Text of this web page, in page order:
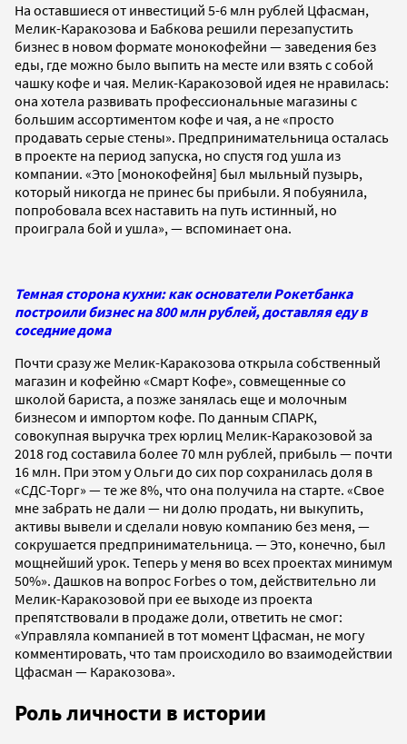
На оставшиеся от инвестиций 5-6 млн рублей Цфасман,
Мелик-Каракозова и Бабкова решили перезапустить
бизнес в новом формате монокофейни —заведения без
еды, где можно было выпить на месте или взять с собой
чашку кофе и чая. Мелик-Каракозовой идея не нравилась:
она хотела развивать профессиональные магазины с
большим ассортиментом кофе и чая, а не «просто
продавать серые стены». Предпринимательница осталась
в проекте на период запуска, но спустя год ушла из
компании. «Это [монокофейня] был мыльный пузырь,
который никогда не принес бы прибыли. Я побуянила,
попробовала всех наставить на путь истинный, но
проиграла бой и ушла»,— вспоминает она.
Темная сторона кухни: как основатели Рокетбанка
построили бизнес на 800 млн рублей, доставляя еду в
соседние дома
Почти сразу же Мелик-Каракозова открыла собственный
магазин и кофейню «Смарт Кофе», совмещенные со
школой бариста, а позже занялась еще и молочным
бизнесом и импортом кофе. По данным СПАРК,
совокупная выручка трех юрлиц Мелик-Каракозовой за
2018 год составила более 70 млн рублей, прибыль— почти
16 млн. При этом у Ольги до сих пор сохранилась доля в
«СДС-Торг» — те же 8%, что она получила на старте. «Свое
мне забрать не дали — ни долю продать, ни выкупить,
активы вывели и сделали новую компанию без меня, —
сокрушается предпринимательница. — Это, конечно, был
мощнейший урок. Теперь у меня во всех проектах минимум
50%». Дашков на вопрос Forbes о том, действительно ли
Мелик-Каракозовой при ее выходе из проекта
препятствовали в продаже доли,ответить не смог:
«Управляла компанией в тот момент Цфасман, не могу
комментировать, что там происходило во взаимодействии
Цфасман — Каракозова».
Роль личности в истории